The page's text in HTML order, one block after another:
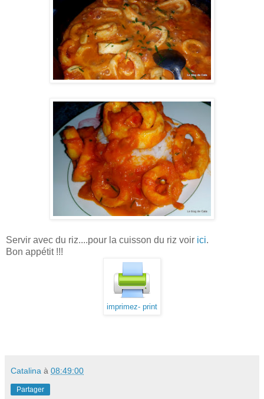
Servir avec du riz....pour la cuisson du riz voir ici.
Bon appétit !!!
imprimez- print
Catalina à 08:49:00
Partager